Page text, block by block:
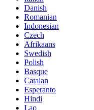
Danish
Romanian
Indonesian
Czech
Afrikaans
Swedish
Polish
Basque
Catalan
Esperanto
Hindi
Lao